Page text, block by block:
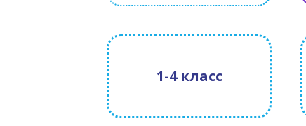
1-4 класс